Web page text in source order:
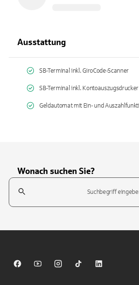
Ausstattung
SB-Terminal inkl. GiroCode-Scanner
SB-Terminal inkl. Kontoauszugsdrucker
Geldautomat mit Ein- und
Wonach suchen Sie?
Suchfeld
Sparkasse auf Facebook
Sparkasse auf Youtube
Sparkasse auf Instagram
Sparkasse auf TikTok
Sparkasse